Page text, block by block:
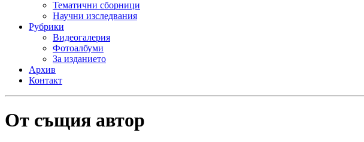
Тематични сборници
Научни изследвания
Рубрики
Видеогалерия
Фотоалбуми
За изданието
Архив
Контакт
От същия автор